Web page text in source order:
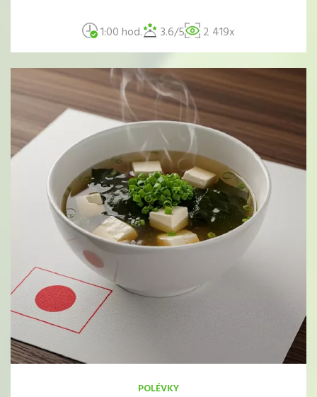
1:00 hod. 3.6/5 2 419x
POLÉVKY